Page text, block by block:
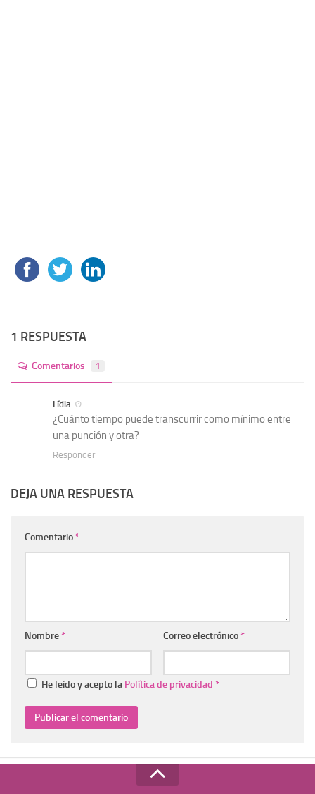
1 RESPUESTA
Comentarios 1
Lídia
¿Cuánto tiempo puede transcurrir como mínimo entre
una punción y otra?
Responder
DEJA UNA RESPUESTA
Comentario *
Nombre * Correo electrónico *
He leído y acepto la Política de privacidad *